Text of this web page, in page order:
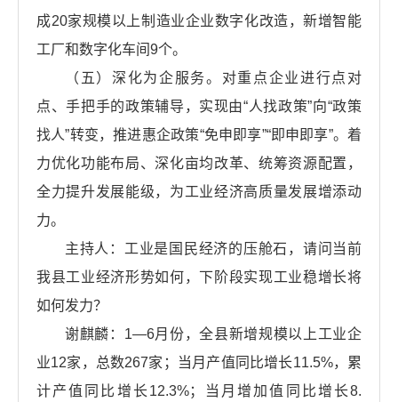
成20家规模以上制造业企业数字化改造，新增智能
工厂和数字化车间9个。
（五）深化为企服务。对重点企业进行点对
点、手把手的政策辅导，实现由“人找政策”向“政策
找人”转变，推进惠企政策“免申即享”“即申即享”。着
力优化功能布局、深化亩均改革、统筹资源配置，
全力提升发展能级，为工业经济高质量发展增添动
力。
主持人：工业是国民经济的压舱石，请问当前
我县工业经济形势如何，下阶段实现工业稳增长将
如何发力？
谢麒麟：1—6月份，全县新增规模以上工业企
业12家，总数267家；当月产值同比增长11.5%，累
计产值同比增长12.3%；当月增加值同比增长8.